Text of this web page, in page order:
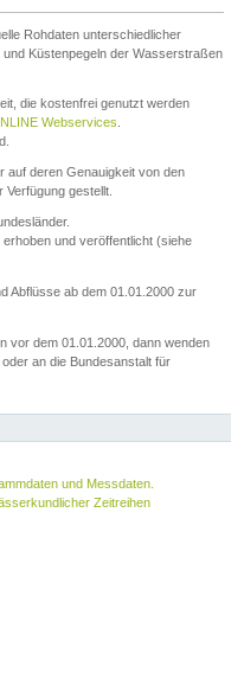
Rohdaten unterschiedlicher
Küstenpegeln der Wasserstraßen
die kostenfrei genutzt werden
Webservices
auf deren Genauigkeit von den
gestellt.
und veröffentlicht (siehe
Abflüsse ab dem 01.01.2000 zur
vor dem 01.01.2000, dann wenden
oder an die Bundesanstalt für
und Messdaten.
Zeitreihen